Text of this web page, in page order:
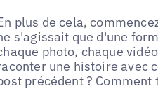
plus de cela,
s'agissait que d'une
photo, chaque
une histoire avec
précédent ?